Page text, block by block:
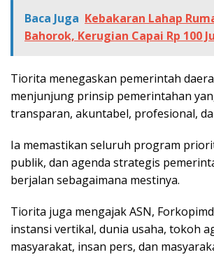
Baca Juga Kebakaran Lahap
Bahorok, Kerugian Capai Rp 100
Tiorita menegaskan pemerintah
menjunjung prinsip pemerintahan
transparan, akuntabel, profesional,
Ia memastikan seluruh program
publik, dan agenda strategis
berjalan sebagaimana mestinya.
Tiorita juga mengajak ASN,
instansi vertikal, dunia usaha, tokoh
masyarakat, insan pers, dan